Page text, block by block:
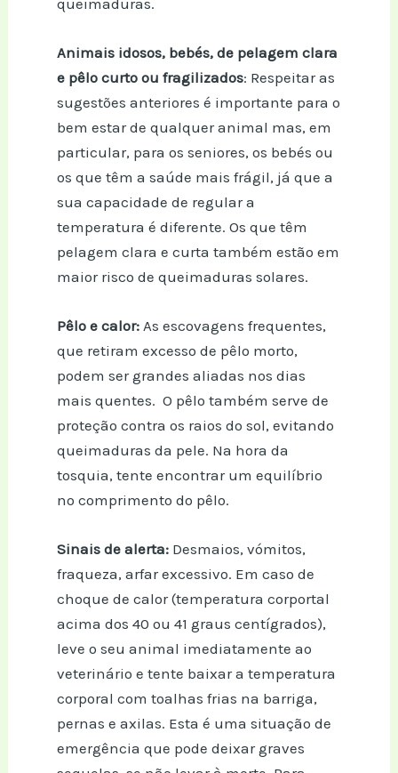
Animais idosos, bebés, de pelagem clara
e pêlo curto ou fragilizados: Respeitar as
sugestões anteriores é importante para o
bem estar de qualquer animal mas, em
particular, para os seniores, os bebés ou
os que têm a saúde mais frágil, já que a
sua capacidade de regular a
temperatura é diferente. Os que têm
pelagem clara e curta também estão em
maior risco de queimaduras solares.
Pêlo e calor: As escovagens frequentes,
que retiram excesso de pêlo morto,
podem ser grandes aliadas nos dias
mais quentes. O pêlo também serve de
proteção contra os raios do sol, evitando
queimaduras da pele. Na hora da
tosquia, tente encontrar um equilíbrio
no comprimento do pêlo.
Sinais de alerta: Desmaios, vómitos,
fraqueza, arfar excessivo. Em caso de
choque de calor (temperatura corportal
acima dos 40 ou 41 graus centígrados),
leve o seu animal imediatamente ao
veterinário e tente baixar a temperatura
corporal com toalhas frias na barriga,
pernas e axilas. Esta é uma situação de
emergência que pode deixar graves